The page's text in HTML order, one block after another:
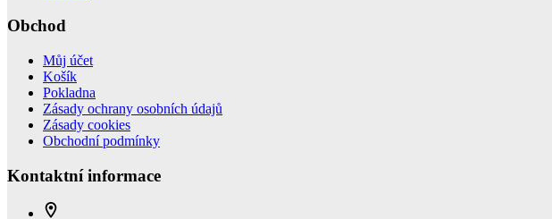
Obchod
Můj účet
Košík
Pokladna
Zásady ochrany osobních údajů
Zásady cookies
Obchodní podmínky
Kontaktní informace